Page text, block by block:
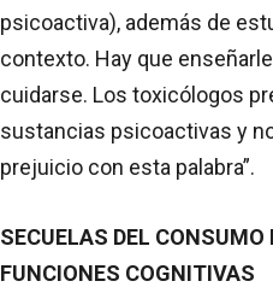
psicoactiva), además de
contexto. Hay que
cuidarse. Los toxicólogos
sustancias psicoactivas y
prejuicio con esta palabra”.
SECUELAS DEL CONSUMO
FUNCIONES COGNITIVAS